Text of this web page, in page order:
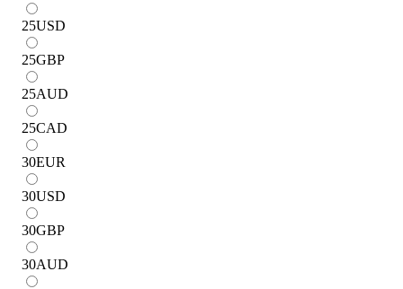
25USD
25GBP
25AUD
25CAD
30EUR
30USD
30GBP
30AUD